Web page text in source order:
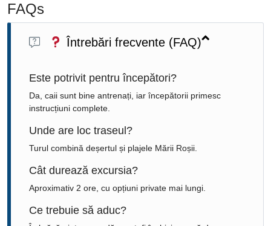
FAQs
Întrebări frecvente (FAQ)
Este potrivit pentru începători?
Da, caii sunt bine antrenați, iar începătorii primesc
instrucțiuni complete.
Unde are loc traseul?
Turul combină deșertul și plajele Mării Roșii.
Cât durează excursia?
Aproximativ 2 ore, cu opțiuni private mai lungi.
Ce trebuie să aduc?